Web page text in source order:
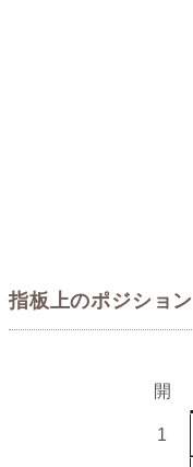
指板上のポジション
開
1